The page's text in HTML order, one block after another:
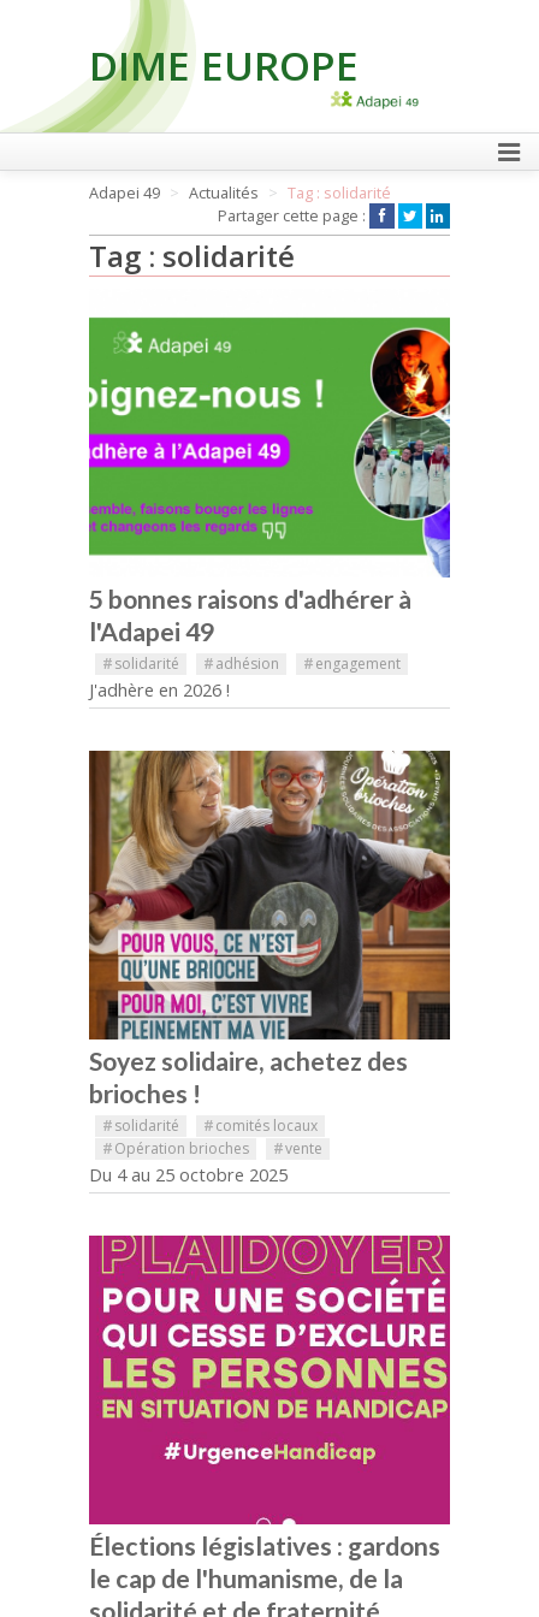
DIME EUROPE
FAIRE UN DON
Adapei 49 Actualités
Tag : solidarité
Partager cette page :
Tag : solidarité
5 bonnes raisons d'adhérer à
l'Adapei 49
#solidarité #adhésion #engagement
J'adhère en 2026 !
Soyez solidaire, achetez des
brioches !
#solidarité #comités locaux
#Opération brioches #vente
Du 4 au 25 octobre 2025
Élections législatives : gardons
le cap de l'humanisme, de la